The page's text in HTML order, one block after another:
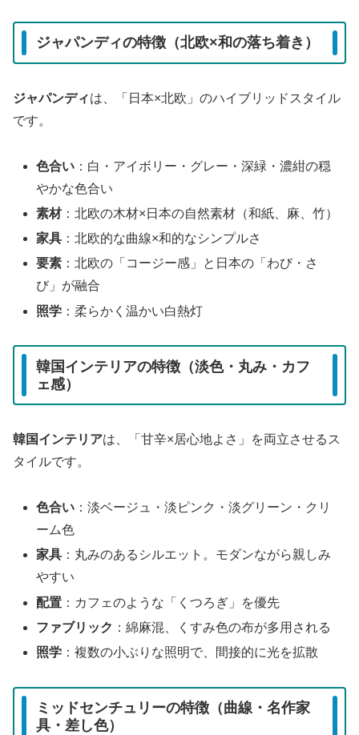
ジャパンディの特徴（北欧×和の落ち着き）
ジャパンディは、「日本×北欧」のハイブリッドスタイル
です。
色合い ：白・アイボリー・グレー・深緑・濃紺の穏
やかな色合い
素材：北欧の木材×日本の自然素材（和紙、麻、竹）
家具 ：北欧的な曲線×和的なシンプルさ
要素 ：北欧の「コージー感」と日本の「わび・さ
び」が融合
照学 ：柔らかく温かい白熱灯
韓国インテリアの特徴（淡色・丸み・カフ
ェ感）
韓国インテリアは、「甘辛×居心地よさ」を両立させるス
タイルです。
色合い ：淡ベージュ・淡ピンク・淡グリーン・クリ
ーム色
家具 ：丸みのあるシルエット。モダンながら親しみ
やすい
配置 ：カフェのような「くつろぎ」を優先
ファブリック ：綿麻混、くすみ色の布が多用される
照学 ：複数の小ぶりな照明で、間接的に光を拡散
ミッドセンチュリーの特徴（曲線・名作家
具・差し色）